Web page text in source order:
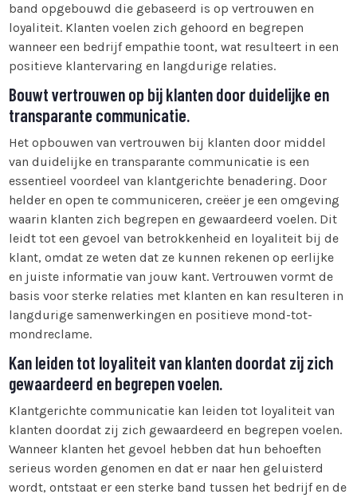
band opgebouwd die gebaseerd is op vertrouwen en
loyaliteit. Klanten voelen zich gehoord en begrepen
wanneer een bedrijf empathie toont, wat resulteert in een
positieve klantervaring en langdurige relaties.
Bouwt vertrouwen op bij klanten door duidelijke en
transparante communicatie.
Het opbouwen van vertrouwen bij klanten door middel
van duidelijke en transparante communicatie is een
essentieel voordeel van klantgerichte benadering. Door
helder en open te communiceren, creëer je een omgeving
waarin klanten zich begrepen en gewaardeerd voelen. Dit
leidt tot een gevoel van betrokkenheid en loyaliteit bij de
klant, omdat ze weten dat ze kunnen rekenen op eerlijke
en juiste informatie van jouw kant. Vertrouwen vormt de
basis voor sterke relaties met klanten en kan resulteren in
langdurige samenwerkingen en positieve mond-tot-
mondreclame.
Kan leiden tot loyaliteit van klanten doordat zij zich
gewaardeerd en begrepen voelen.
Klantgerichte communicatie kan leiden tot loyaliteit van
klanten doordat zij zich gewaardeerd en begrepen voelen.
Wanneer klanten het gevoel hebben dat hun behoeften
serieus worden genomen en dat er naar hen geluisterd
wordt, ontstaat er een sterke band tussen het bedrijf en de